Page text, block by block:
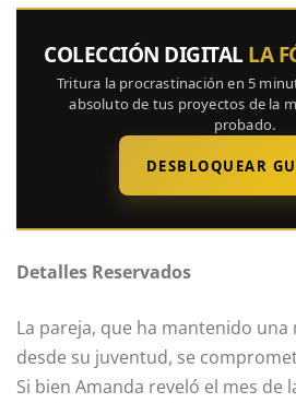
COLECCIÓN DIGITAL LA
Tritura la procrastinación en 5
absoluto de tus proyectos de la
probado.
DESBLOQUEAR
Detalles Reservados
La pareja, que ha mantenido una
desde su juventud, se
Si bien Amanda reveló el mes de